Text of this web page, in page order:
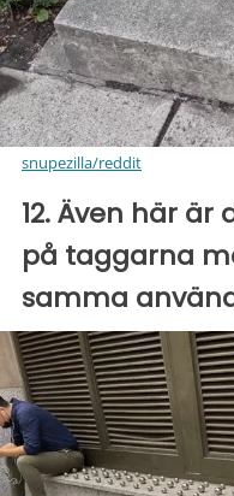
snupezilla/reddit
12. Även här
på taggarna
samma